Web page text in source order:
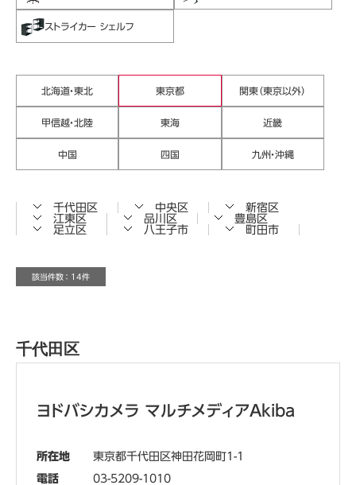
ストライカー シェルフ
北海道・東北 東京都 関東（東京以外）
甲信越・北陸 東海 近畿
中国 四国 九州・沖縄
千代田区 中央区
新宿区
江東区
品川区
豊島区
足立区
八王子市 町田市
該当件数 ： 14件
千代田区
ヨドバシカメラ マルチメディアAkiba
所在地
東京都千代田区神田花岡町1-1
電話
03-5209-1010